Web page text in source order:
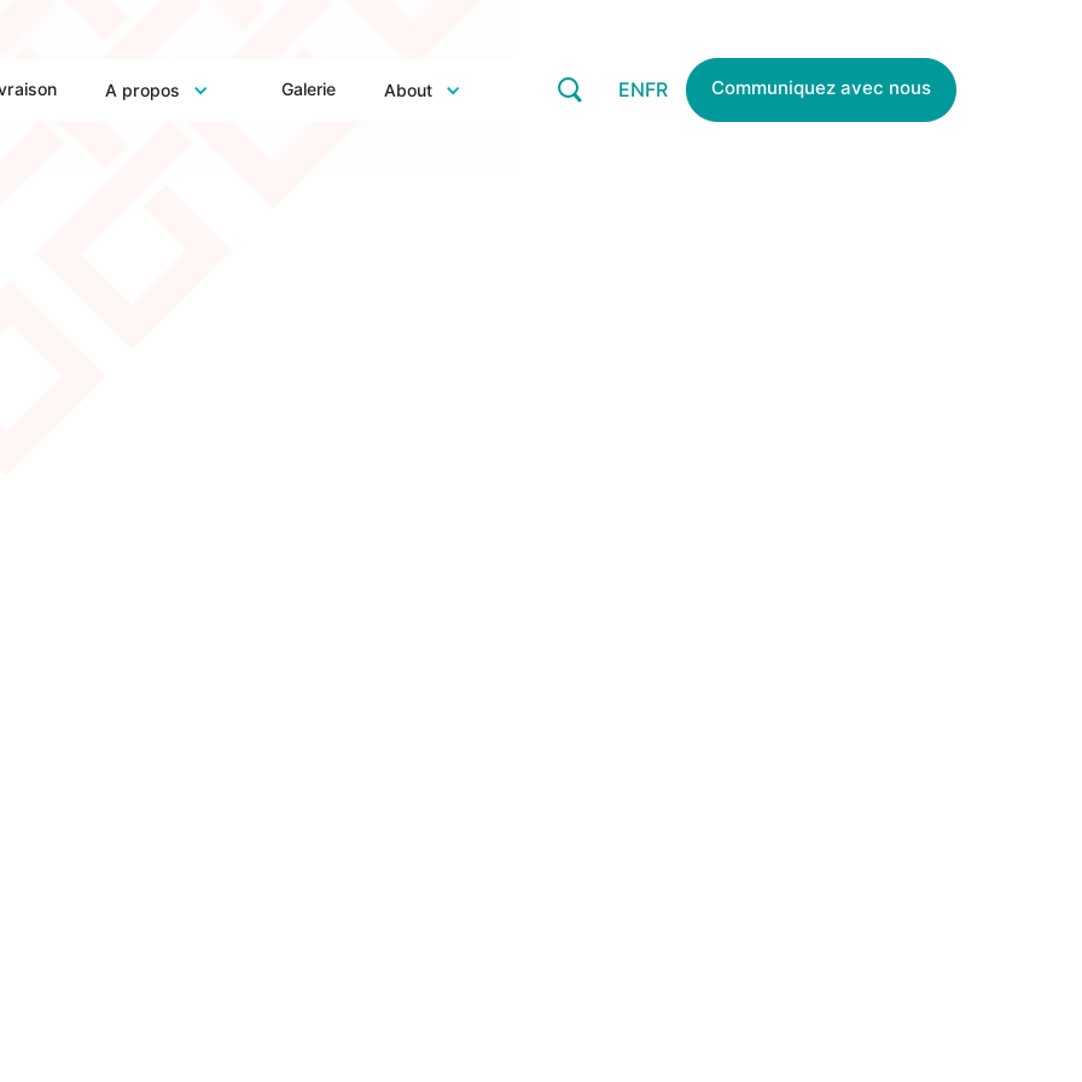
A propos Galerie About ENFR Communiquez avec nous